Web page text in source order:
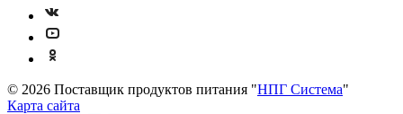
© 2026 Поставщик продуктов питания "НПГ Система"
Карта сайта